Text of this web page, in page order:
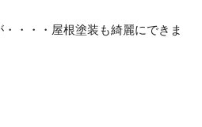
・・・ 屋根塗装も綺麗にできま